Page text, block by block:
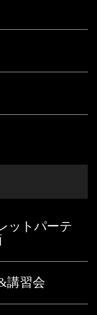
ットパーテ
講習会